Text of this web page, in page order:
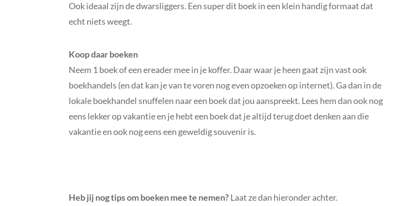
Ook ideaal zijn de dwarsliggers. Een super dit boek in een klein handig formaat dat
echt niets weegt.
Koop daar boeken
Neem 1 boek of een ereader mee in je koffer. Daar waar je heen gaat zijn vast ook
boekhandels (en dat kan je van te voren nog even opzoeken op internet). Ga dan in de
lokale boekhandel snuffelen naar een boek dat jou aanspreekt. Lees hem dan ook nog
eens lekker op vakantie en je hebt een boek dat je altijd terug doet denken aan die
vakantie en ook nog eens een geweldig souvenir is.
Heb jij nog tips om boeken mee te nemen?Laat ze dan hieronder achter.